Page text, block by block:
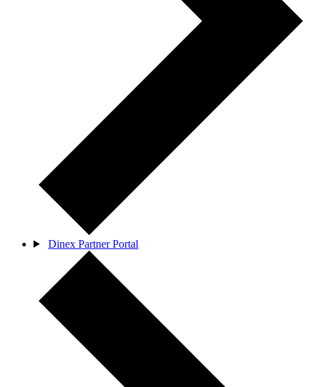
Dinex Partner Portal